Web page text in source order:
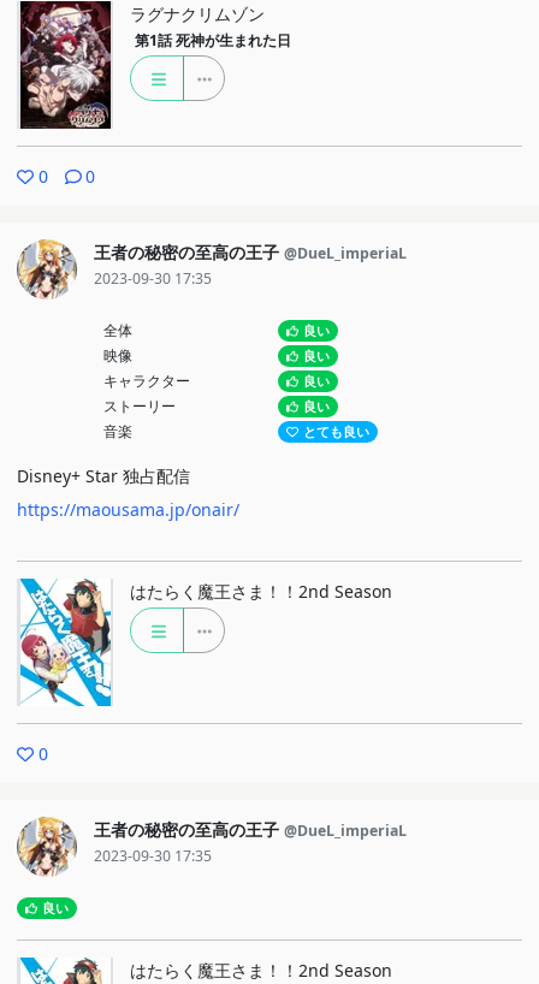
ラグナクリムゾン
第1話 死神が生まれた日
0 0
王者の秘密の至高の王子 @DueL_imperiaL
2023-09-30 17:35
全体 良い
映像 良い
キャラクター 良い
ストーリー 良い
音楽 とても良い
Disney+ Star 独占配信
https://maousama.jp/onair/
はたらく魔王さま！！2nd Season
0
王者の秘密の至高の王子 @DueL_imperiaL
2023-09-30 17:35
良い
はたらく魔王さま！！2nd Season